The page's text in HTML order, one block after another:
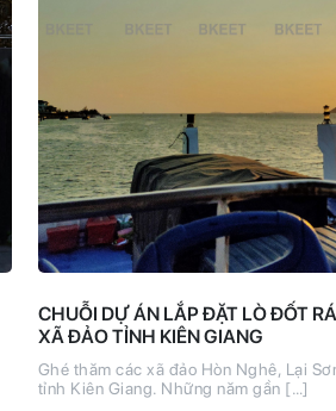
CHUỖI DỰ ÁN LẮP ĐẶT LÒ ĐỐT
XÃ ĐẢO TỈNH KIÊN GIANG
Ghé thăm các xã đảo Hòn Nghê, Lại
tỉnh Kiên Giang. Những năm gần […]